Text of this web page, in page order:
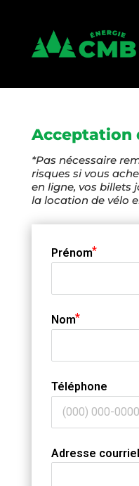
Acceptation
*Pas nécessaire
risques si vous
en ligne, vos billets
la location de vélo
Prénom
Nom
Téléphone
Adresse